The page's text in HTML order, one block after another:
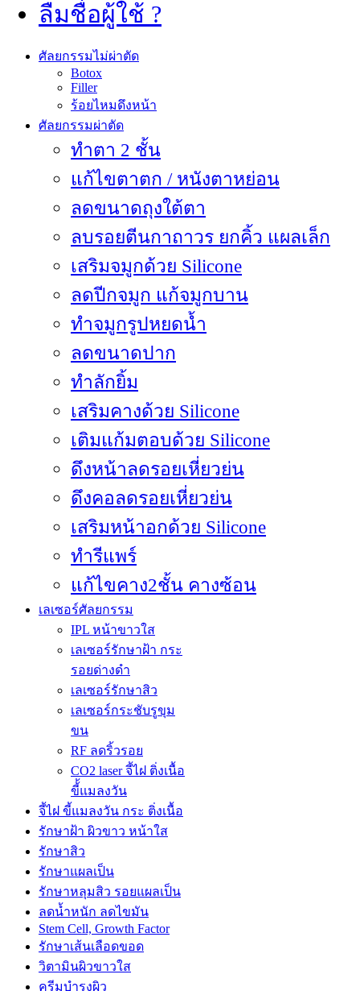
ลืมชื่อผู้ใช้ ?
ศัลยกรรมไม่ผ่าตัด
Botox
Filler
ร้อยไหมดึงหน้า
ศัลยกรรมผ่าตัด
ทำตา 2 ชั้น
แก้ไขตาตก / หนังตาหย่อน
ลดขนาดถุงใต้ตา
ลบรอยตีนกาถาวร ยกคิ้ว แผลเล็ก
เสริมจมูกด้วย Silicone
ลดปีกจมูก แก้จมูกบาน
ทำจมูกรูปหยดน้ำ
ลดขนาดปาก
ทำลักยิ้ม
เสริมคางด้วย Silicone
เติมแก้มตอบด้วย Silicone
ดึงหน้าลดรอยเหี่ยวย่น
ดึงคอลดรอยเหี่ยวย่น
เสริมหน้าอกด้วย Silicone
ทำรีแพร์
เลเซอร์ศัลยกรรม
IPL หน้าขาวใส
เลเซอร์รักษาฝ้า กระ
รอยด่างดำ
เลเซอร์รักษาสิว
เลเซอร์กระชับรูขุม
ขน
RF ลดริ้วรอย
CO2 laser จี้ไฝ ติ่งเนื้อ
ขี้้แมลงวัน
จี้ไฝ ขี้แมลงวัน กระ ติ่งเนื้อ
รักษาฝ้า ผิวขาว หน้าใส
รักษาสิว
รักษาแผลเป็น
รักษาหลุมสิว รอยแผลเป็น
ลดน้ำหนัก ลดไขมัน
Stem Cell, Growth Factor
รักษาเส้นเลือดขอด
วิตามินผิวขาวใส
ครีมบำรุงผิว